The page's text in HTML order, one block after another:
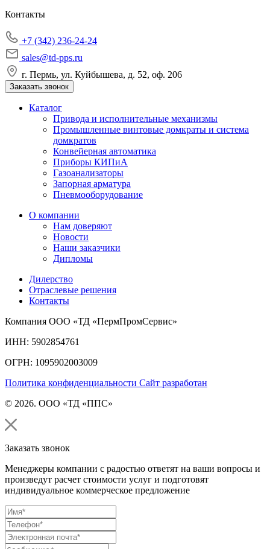
Контакты
+7 (342) 236-24-24
sales@td-pps.ru
г. Пермь, ул. Куйбышева, д. 52, оф. 206
Заказать звонок
Каталог
Привода и исполнительные механизмы
Промышленные винтовые домкраты и система
домкратов
Конвейерная автоматика
Приборы КИПиА
Газоанализаторы
Запорная арматура
Пневмооборудование
О компании
Нам доверяют
Новости
Наши заказчики
Дипломы
Дилерство
Отраслевые решения
Контакты
Компания ООО «ТД «ПермПромСервис»
ИНН: 5902854761
ОГРН: 1095902003009
Политика конфиденциальности Сайт разработан
© 2026. ООО «ТД «ППС»
Заказать звонок
Менеджеры компании с радостью ответят на ваши вопросы и
произведут расчет стоимости услуг и подготовят
индивидуальное коммерческое предложение